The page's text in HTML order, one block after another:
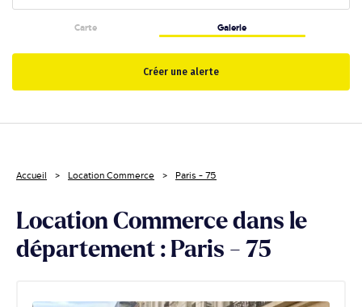
Carte Galerie
Créer une alerte
Accueil Location Commerce Paris - 75
Location Commerce dans le
département : Paris - 75